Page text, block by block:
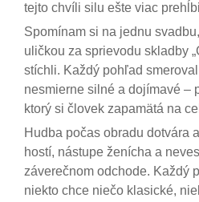
tejto chvíli silu ešte viac
Spomínam si na jednu
uličkou za sprievodu skladby
stíchli. Každý pohľad
nesmierne silné a dojímavé –
ktorý si človek zapamätá na
Hudba počas obradu dotvára
hostí, nástupe ženícha a
záverečnom odchode. Každý
niekto chce niečo klasické,